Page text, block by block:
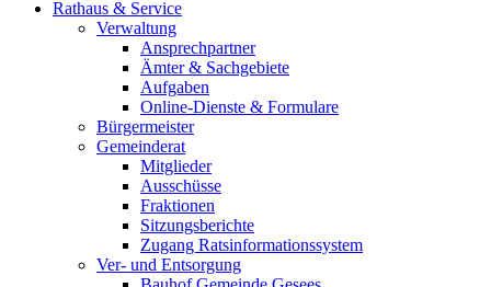
Rathaus & Service
Verwaltung
Ansprechpartner
Ämter & Sachgebiete
Aufgaben
Online-Dienste & Formulare
Bürgermeister
Gemeinderat
Mitglieder
Ausschüsse
Fraktionen
Sitzungsberichte
Zugang Ratsinformationssystem
Ver- und Entsorgung